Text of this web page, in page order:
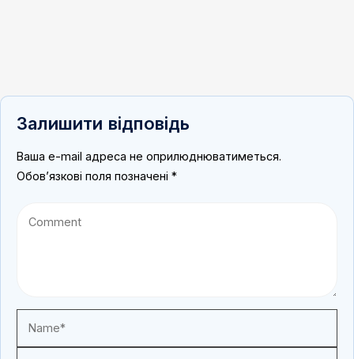
Залишити відповідь
Ваша e-mail адреса не оприлюднюватиметься.
Обов’язкові поля позначені *